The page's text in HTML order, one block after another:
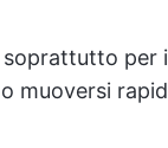
per
muoversi